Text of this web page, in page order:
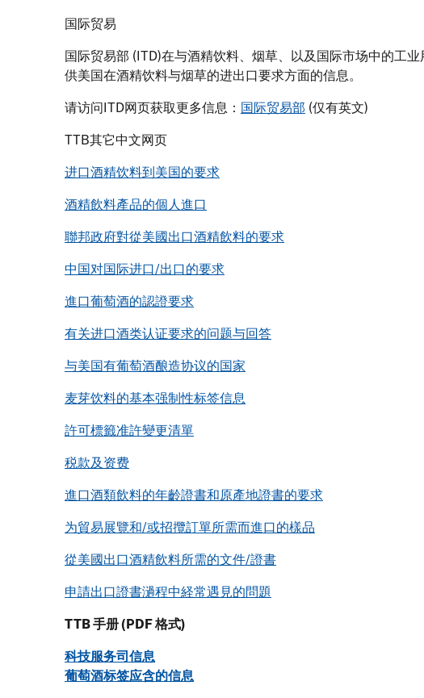
国际贸易
国际贸易部 (ITD)在与酒精饮料、烟草、以及国际市场中的工
供美国在酒精饮料与烟草的进出口要求方面的信息。
请访问ITD网页获取更多信息： 国际贸易部 (仅有英文)
TTB其它中文网页
进口酒精饮料到美国的要求
酒精飲料產品的個人進口
聯邦政府對從美國出口酒精飲料的要求
中国对国际进口/出口的要求
進口葡萄酒的認證要求
有关进口酒类认证要求的问题与回答
与美国有葡萄酒酿造协议的国家
麦芽饮料的基本强制性标签信息
許可標籤准許變更清單
税款及资费
進口酒類飲料的年齡證書和原產地證書的要求
为貿易展覽和/或招攬訂單所需而進口的樣品
從美國出口酒精飲料所需的文件/證書
申請出口證書濄程中経常遇見的問題
TTB 手册 (PDF 格式)
科技服务司信息
葡萄酒标签应含的信息